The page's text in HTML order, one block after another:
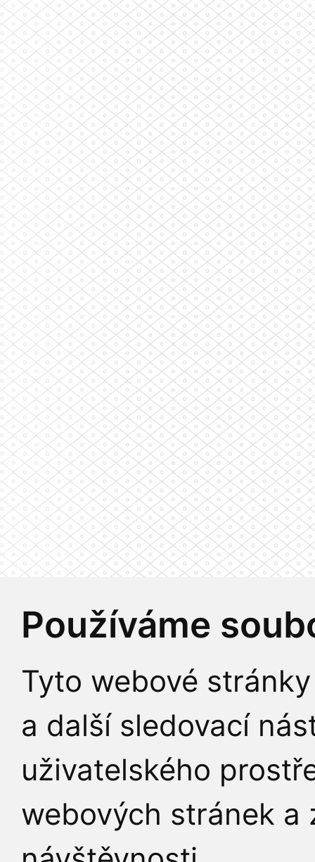
Používáme
Tyto webové
a další sledovací
uživatelského
webových stránek a